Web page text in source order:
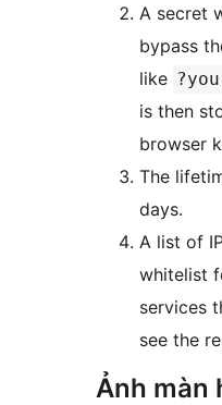
A secret
bypass
like
is then
browser
The
days.
A list of
whitelist
services
see the
Ảnh màn